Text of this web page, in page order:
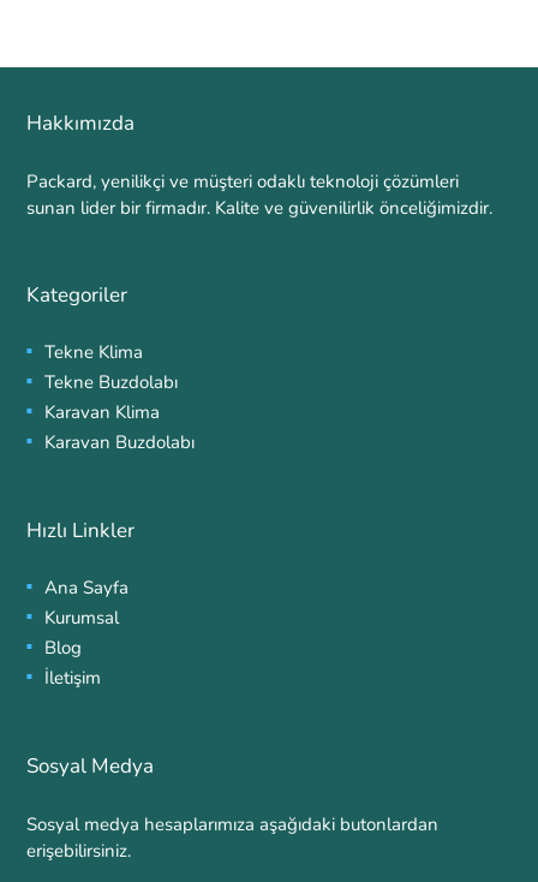
Hakkımızda
Packard, yenilikçi ve müşteri odaklı teknoloji çözümleri
sunan lider bir firmadır. Kalite ve güvenilirlik önceliğimizdir.
Kategoriler
Tekne Klima
Tekne Buzdolabı
Karavan Klima
Karavan Buzdolabı
Hızlı Linkler
Ana Sayfa
Kurumsal
Blog
İletişim
Sosyal Medya
Sosyal medya hesaplarımıza aşağıdaki butonlardan
erişebilirsiniz.